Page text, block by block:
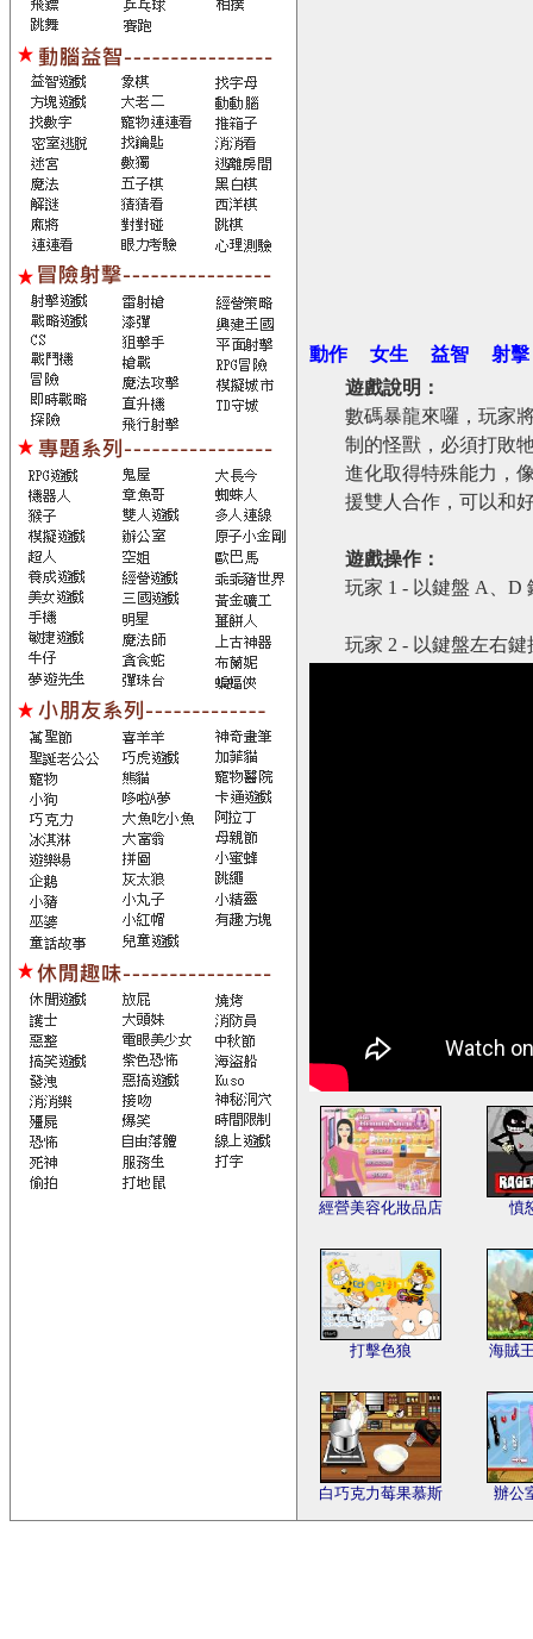
動作 女生 益智
射擊
遊戲說明：
數碼暴龍來囉，玩家
制的怪獸，必須打敗
進化取得特殊能力，
援雙人合作，可以和
遊戲操作：
玩家 1 - 以鍵盤 A、D
玩家 2 - 以鍵盤左右
經營美容化妝品店 憤
打擊色狼 海賊
白巧克力莓果慕斯 辦公